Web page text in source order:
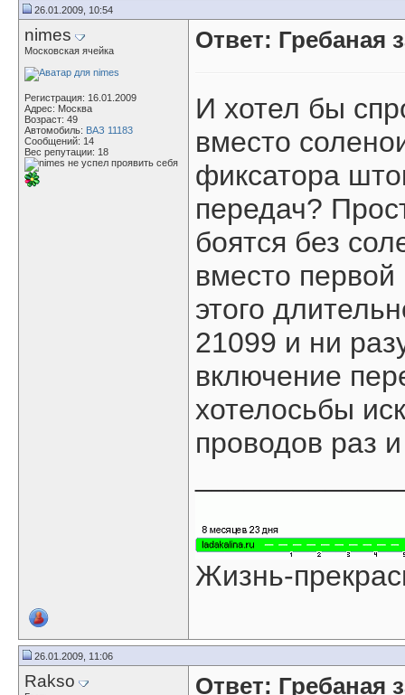
26.01.2009, 10:54
nimes
Московская ячейка
Регистрация: 16.01.2009
Адрес: Москва
Возраст: 49
Автомобиль: ВАЗ 11183
Сообщений: 14
Вес репутации: 18
Ответ: Гребаная
И хотел бы
вместо
фиксатора
передач?
боятся без
вместо
этого
21099 и ни
включение
хотелосьбы
проводов раз
Жизнь-
26.01.2009, 11:06
Rakso Ответ: Гребаная